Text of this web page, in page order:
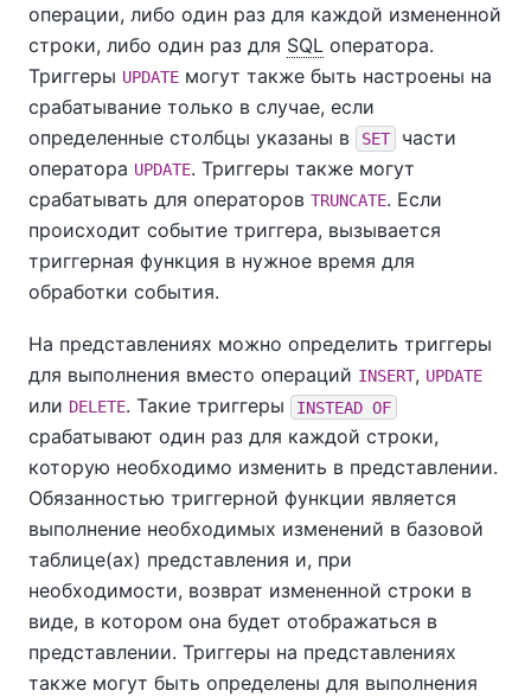
операции, либо один раз для каждой измененной
строки, либо один раз для SQL оператора.
Триггеры UPDATE могут также быть настроены на
срабатывание только в случае, если
определенные столбцы указаны в
SET
части
оператора UPDATE. Триггеры также могут
срабатывать для операторов TRUNCATE. Если
происходит событие триггера, вызывается
триггерная функция в нужное время для
обработки события.
На представлениях можно определить триггеры
для выполнения вместо операций INSERT, UPDATE
или DELETE. Такие триггеры INSTEAD OF
срабатывают один раз для каждой строки,
которую необходимо изменить в представлении.
Обязанностью триггерной функции является
выполнение необходимых изменений в базовой
таблице(ах) представления и, при
необходимости, возврат измененной строки в
виде, в котором она будет отображаться в
представлении. Триггеры на представлениях
также могут быть определены для выполнения